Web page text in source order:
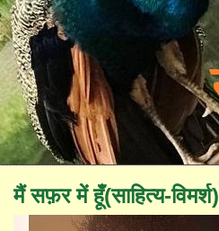
मैं सफ़र में हूँ(साहित्य-विमर्श)